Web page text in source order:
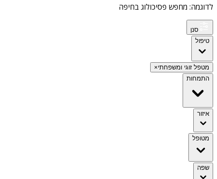
לדוגמה: מחפש פסיכולוג בחיפה
סנן
טיפול
מטפל זוגי ומשפחתי×
התמחות
איזור
מטופל
שפה